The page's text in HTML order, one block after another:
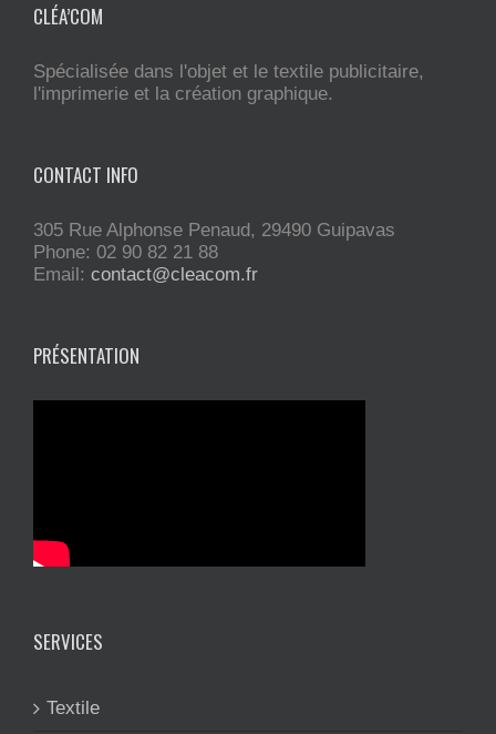
CLÉA’COM
Spécialisée dans l'objet et le textile publicitaire,
l'imprimerie et la création graphique.
CONTACT INFO
305 Rue Alphonse Penaud, 29490 Guipavas
Phone: 02 90 82 21 88
Email: contact@cleacom.fr
PRÉSENTATION
SERVICES
Textile